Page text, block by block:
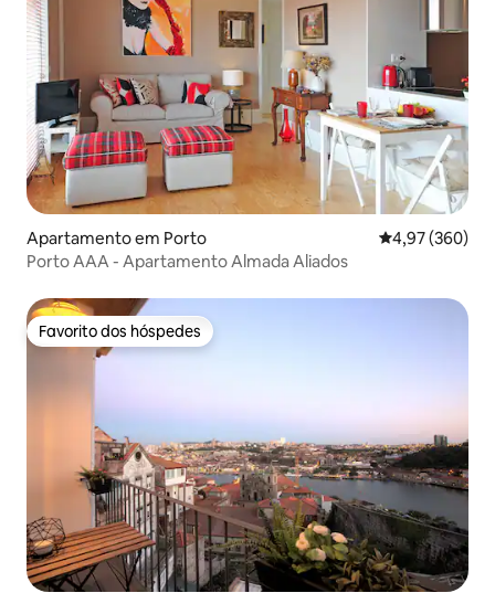
Apartamento em Porto Classificação
4,97 (360)
Porto AAA - Apartamento Almada Aliados
Favorito dos hóspedes
Favorito dos hóspedes